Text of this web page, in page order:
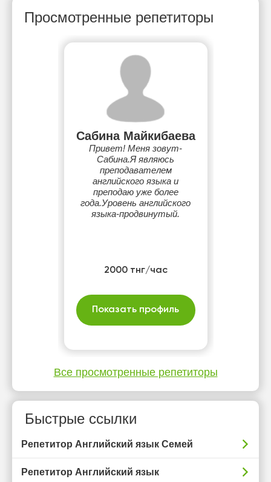
Просмотренные репетиторы
Сабина Майкибаева
Привет! Меня зовут-
Сабина.Я являюсь
преподавателем
английского языка и
преподаю уже более
года.Уровень английского
языка-продвинутый.
2000 тнг/час
Показать профиль
Все просмотренные репетиторы
Быстрые ссылки
Репетитор Английский язык Семей
Репетитор Английский язык